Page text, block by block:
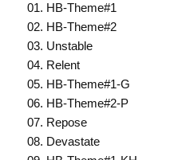
01. HB-Theme#1
02. HB-Theme#2
03. Unstable
04. Relent
05. HB-Theme#1-G
06. HB-Theme#2-P
07. Repose
08. Devastate